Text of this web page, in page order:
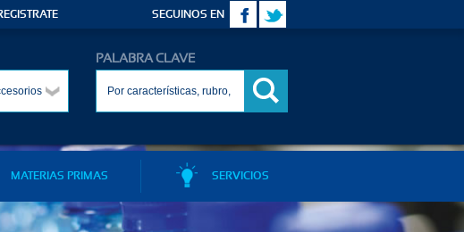
SEGUINOS EN
PALABRA CLAVE
MATERIAS PRIMAS SERVICIOS